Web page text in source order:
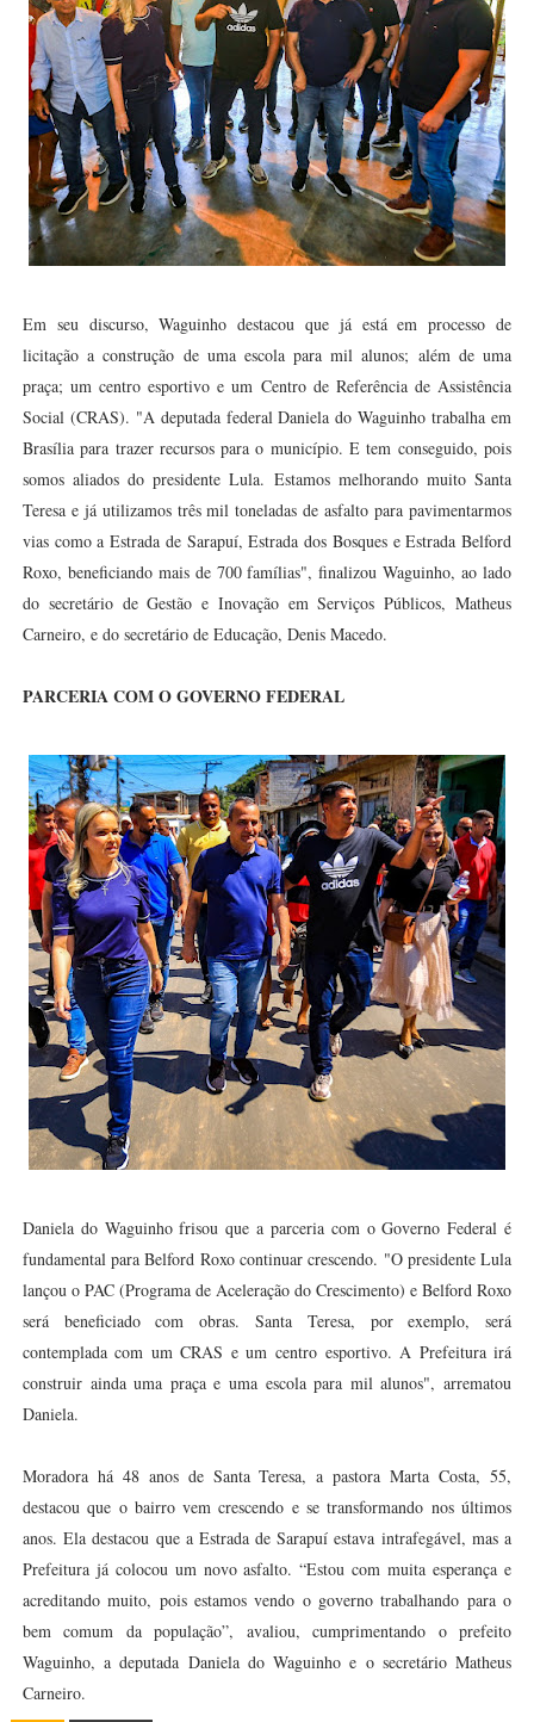
Em seu discurso, Waguinho destacou que já está em processo de
licitação a construção de uma escola para mil alunos; além de uma
praça; um centro esportivo e um Centro de Referência de Assistência
Social (CRAS). "A deputada federal Daniela do Waguinho trabalha em
Brasília para trazer recursos para o município. E tem conseguido, pois
somos aliados do presidente Lula. Estamos melhorando muito Santa
Teresa e já utilizamos três mil toneladas de asfalto para pavimentarmos
vias como a Estrada de Sarapuí, Estrada dos Bosques e Estrada Belford
Roxo, beneficiando mais de 700 famílias", finalizou Waguinho, ao lado
do secretário de Gestão e Inovação em Serviços Públicos, Matheus
Carneiro, e do secretário de Educação, Denis Macedo.
PARCERIA COM O GOVERNO FEDERAL
Daniela do Waguinho frisou que a parceria com o Governo Federal é
fundamental para Belford Roxo continuar crescendo. "O presidente Lula
lançou o PAC (Programa de Aceleração do Crescimento) e Belford Roxo
será beneficiado com obras. Santa Teresa, por exemplo, será
contemplada com um CRAS e um centro esportivo. A Prefeitura irá
construir ainda uma praça e uma escola para mil alunos", arrematou
Daniela.
Moradora há 48 anos de Santa Teresa, a pastora Marta Costa, 55,
destacou que o bairro vem crescendo e se transformando nos últimos
anos. Ela destacou que a Estrada de Sarapuí estava intrafegável, mas a
Prefeitura já colocou um novo asfalto. “Estou com muita esperança e
acreditando muito, pois estamos vendo o governo trabalhando para o
bem comum da população”, avaliou, cumprimentando o prefeito
Waguinho, a deputada Daniela do Waguinho e o secretário Matheus
Carneiro.